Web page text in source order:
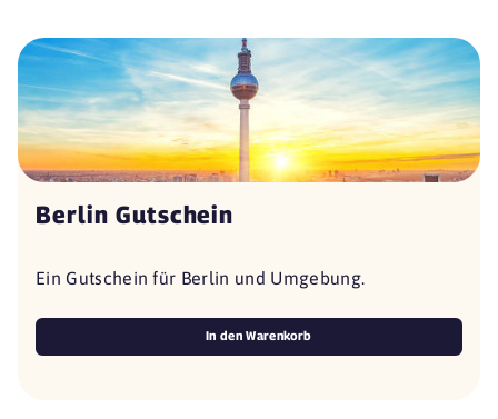
Berlin Gutschein
Ein Gutschein für Berlin und Umgebung.
In den Warenkorb